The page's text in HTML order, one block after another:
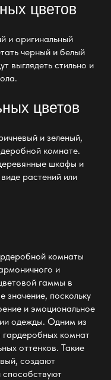
цветов
и оригинальный
черный и белый
выглядеть стильно и
цветов
и зеленый,
комнате.
шкафы и
растений или
комнаты
и
гаммы в
поскольку
и эмоциональное
одежды. Одним из
гардеробных комнат
оттенков. Такие
создают